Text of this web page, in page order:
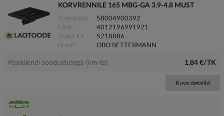
KORVRENNILE 165 MBG-GA 3.9-4.8 MUST
Tootekood
58004900392
EAN
4012196991921
Tootja ID
5218886
Bränd
OBO BETTERMANN
Püsikliendi soodustusega (km-ta) 1,84 €/TK
Kuva detailid